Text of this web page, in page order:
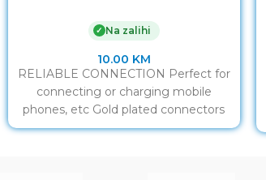
✓ Na zalihi
10.00 KM
RELIABLE CONNECTION Perfect for
connecting or charging mobile
phones, etc Gold plated connectors